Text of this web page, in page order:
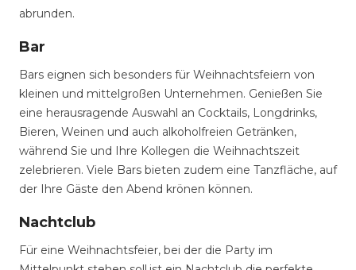
abrunden.
Bar
Bars eignen sich besonders für Weihnachtsfeiern von
kleinen und mittelgroßen Unternehmen. Genießen Sie
eine herausragende Auswahl an Cocktails, Longdrinks,
Bieren, Weinen und auch alkoholfreien Getränken,
während Sie und Ihre Kollegen die Weihnachtszeit
zelebrieren. Viele Bars bieten zudem eine Tanzfläche, auf
der Ihre Gäste den Abend krönen können.
Nachtclub
Für eine Weihnachtsfeier, bei der die Party im